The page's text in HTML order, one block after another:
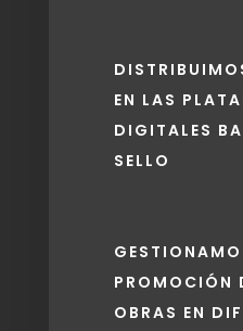
EN LAS
DIGITALES
SELLO
PROMOCIÓN
OBRAS EN